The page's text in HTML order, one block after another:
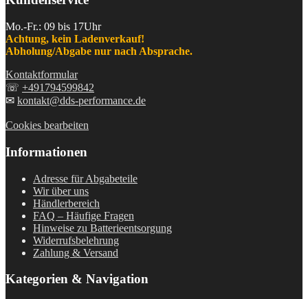
Mo.-Fr.: 09 bis 17Uhr
Achtung, kein Ladenverkauf!
Abholung/Abgabe nur nach Absprache.
Kontaktformular
☏ +491794599842
✉ kontakt@dds-performance.de
Cookies bearbeiten
Informationen
Adresse für Abgabeteile
Wir über uns
Händlerbereich
FAQ – Häufige Fragen
Hinweise zu Batterieentsorgung
Widerrufsbelehrung
Zahlung & Versand
Kategorien & Navigation